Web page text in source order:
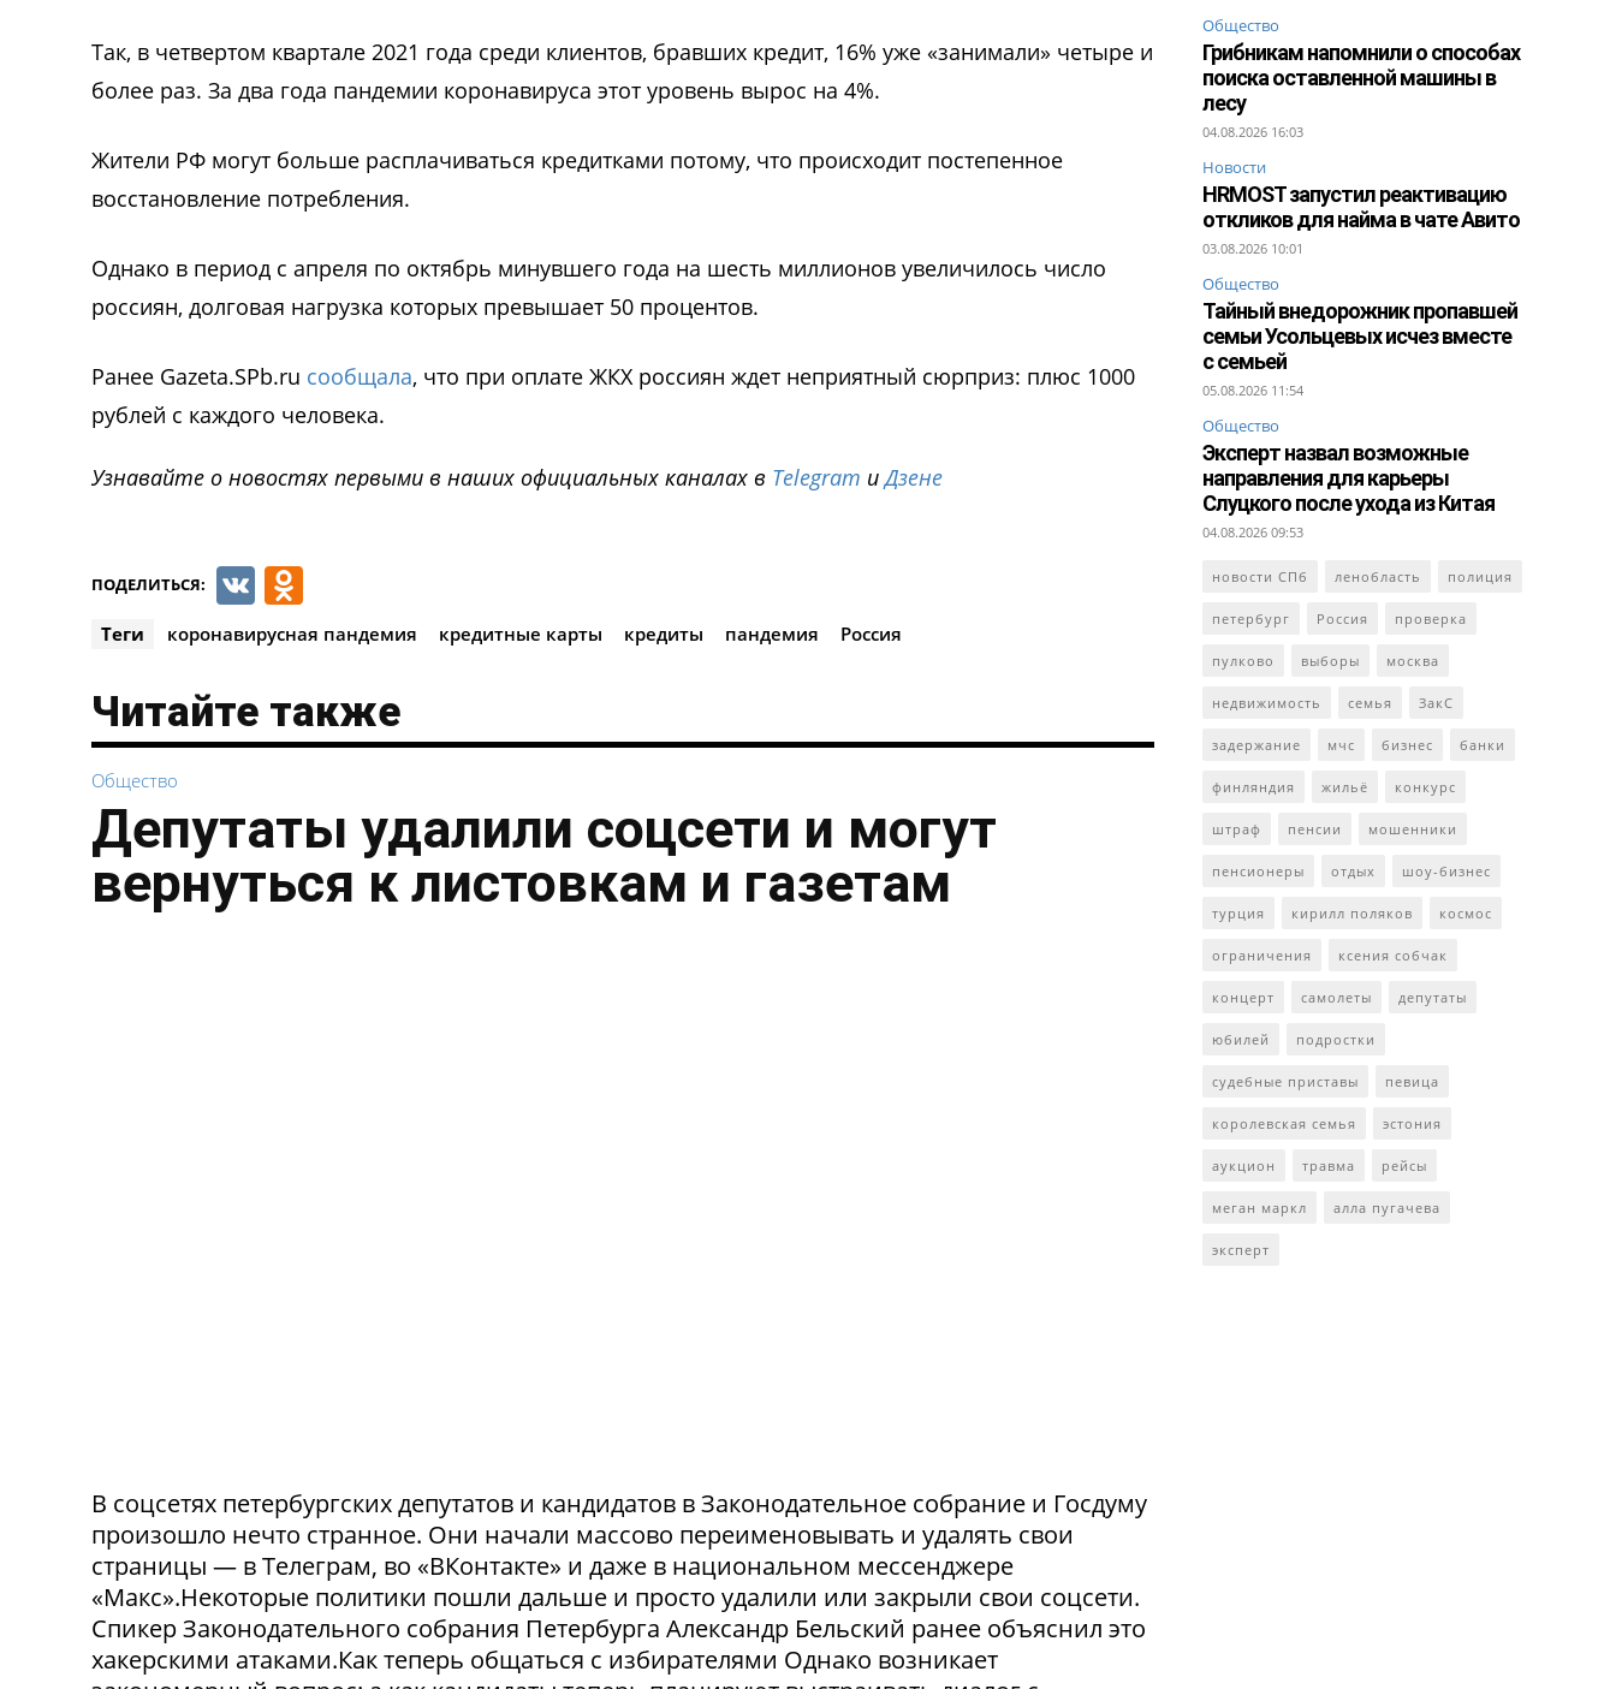
Так, в четвертом квартале 2021 года среди клиентов, бравших кредит, 16% уже «занимали» четыре и
более раз. За два года пандемии коронавируса этот уровень вырос на 4%.
Жители РФ могут больше расплачиваться кредитками потому, что происходит постепенное
восстановление потребления.
Однако в период с апреля по октябрь минувшего года на шесть миллионов увеличилось число
россиян, долговая нагрузка которых превышает 50 процентов.
Ранее Gazeta.SPb.ru сообщала, что при оплате ЖКХ россиян ждет неприятный сюрприз: плюс 1000
рублей с каждого человека.
Узнавайте о новостях первыми в наших официальных каналах в Telegram иДзене
ПОДЕЛИТЬСЯ: VK
Теги коронавирусная пандемия кредитные карты кредиты пандемия Россия
Читайте также
Общество
Депутаты удалили соцсети и могут
вернуться к листовкам и газетам
В соцсетях петербургских депутатов и кандидатов в Законодательное собрание и Госдуму
произошло нечто странное. Они начали массово переименовывать и удалять свои
страницы — в Телеграм, во «ВКонтакте» и даже в национальном мессенджере
«Макс».Некоторые политики пошли дальше и просто удалили или закрыли свои соцсети.
Спикер Законодательного собрания Петербурга Александр Бельский ранее объяснил это
хакерскими атаками.Как теперь общаться с избирателями Однако возникает
Общество
Грибникам напомнили о способах
поиска оставленной машины в
лесу
04.08.2026 16:03
Новости
HRMOST запустил реактивацию
откликов для найма в чате Авито
03.08.2026 10:01
Общество
Тайный внедорожник пропавшей
семьи Усольцевых исчез вместе
с семьей
05.08.2026 11:54
Общество
Эксперт назвал возможные
направления для карьеры
Слуцкого после ухода из Китая
04.08.2026 09:53
новости СПб ленобласть полиция
петербург Россия проверка
пулково выборы москва
недвижимость семья ЗакС
задержание мчс бизнес банки
финляндия жильё конкурс
штраф пенсии мошенники
пенсионеры отдых шоу-бизнес
турция кирилл поляков космос
ограничения ксения собчак
концерт самолеты депутаты
юбилей подростки
судебные приставы певица
королевская семья эстония
аукцион травма рейсы
меган маркл алла пугачева
эксперт